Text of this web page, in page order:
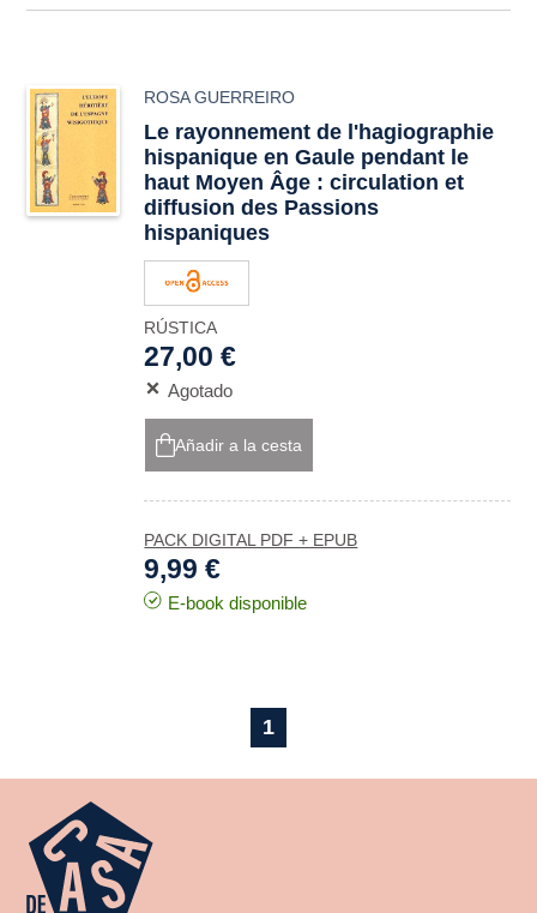
ROSA GUERREIRO
Le rayonnement de l'hagiographie
hispanique en Gaule pendant le
haut Moyen Âge : circulation et
diffusion des Passions
hispaniques
RÚSTICA
27,00 €
Agotado
Añadir a la cesta
PACK DIGITAL PDF + EPUB
9,99 €
E-book disponible
1